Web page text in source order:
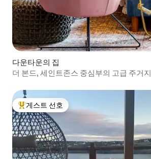
다운타운의 집
더 본드, 세인트존스 중심부의 고급 주거지
상위 게스트 선호
게스트 선호